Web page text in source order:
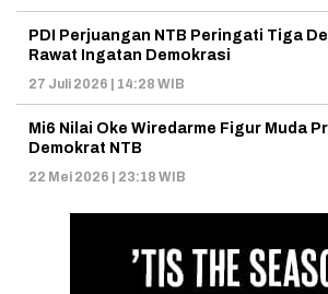
PDI Perjuangan NTB Peringati Tiga
Rawat Ingatan Demokrasi
27 Juli 2026 | 14:28 WIB
Mi6 Nilai Oke Wiredarme Figur Muda
Demokrat NTB
22 Mei 2026 | 23:18 WIB